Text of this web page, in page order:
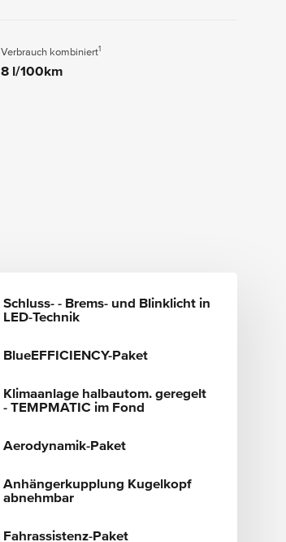
Verbrauch kombiniert1
8 l/100km
Schluss- - Brems- und Blinklicht in
LED-Technik
BlueEFFICIENCY-Paket
Klimaanlage halbautom. geregelt
- TEMPMATIC im Fond
Aerodynamik-Paket
Anhängerkupplung Kugelkopf
abnehmbar
Fahrassistenz-Paket